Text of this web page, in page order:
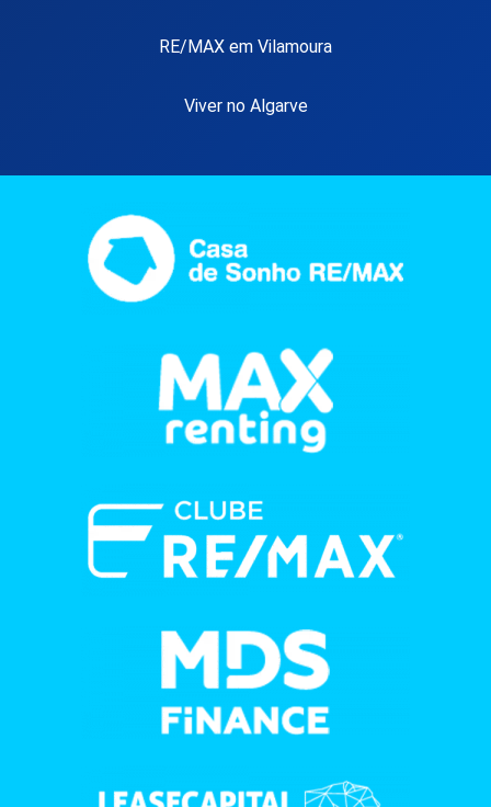
RE/MAX em Vilamoura
Viver no Algarve